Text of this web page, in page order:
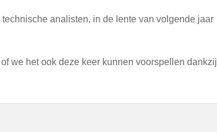
analisten, in de lente van volgende jaar
we het ook deze keer kunnen voorspellen dankzij